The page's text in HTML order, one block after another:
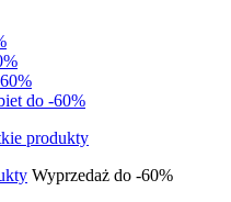
do -60%
Wyprzedaż do -60%